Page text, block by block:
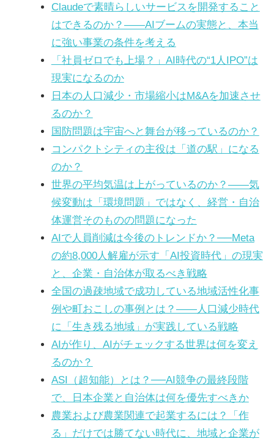
Claudeで素晴らしいサービスを開発すること
はできるのか？――AIブームの実態と、本当
に強い事業の条件を考える
「社員ゼロでも上場？」AI時代の“1人IPO”は
現実になるのか
日本の人口減少・市場縮小はM&Aを加速させ
るのか？
国防問題は宇宙へと舞台が移っているのか？
コンパクトシティの主役は「道の駅」になる
のか？
世界の平均気温は上がっているのか？――気
候変動は「環境問題」ではなく、経営・自治
体運営そのものの問題になった
AIで人員削減は今後のトレンドか？──Meta
の約8,000人解雇が示す「AI投資時代」の現実
と、企業・自治体が取るべき戦略
全国の過疎地域で成功している地域活性化事
例や町おこしの事例とは？――人口減少時代
に「生き残る地域」が実践している戦略
AIが作り、AIがチェックする世界は何を変え
るのか？
ASI（超知能）とは？──AI競争の最終段階
で、日本企業と自治体は何を優先すべきか
農業および農業関連で起業するには？「作
る」だけでは勝てない時代に、地域と企業が